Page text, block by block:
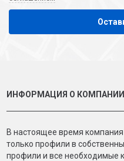
ИНФОРМАЦИЯ О КОМПАНИИ
В настоящее время
только профили в
профили и все необходимые